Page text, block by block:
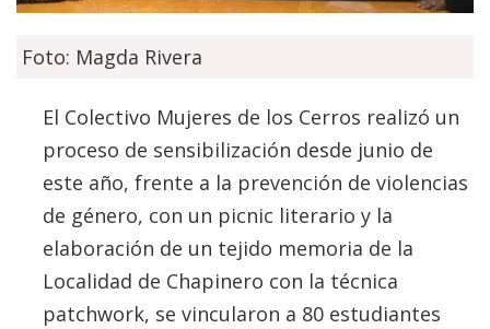
Foto: Magda Rivera
El Colectivo Mujeres de los Cerros realizó un
proceso de sensibilización desde junio de
este año, frente a la prevención de violencias
de género, con un picnic literario y la
elaboración de un tejido memoria de la
Localidad de Chapinero con la técnica
patchwork, se vincularon a 80 estudiantes